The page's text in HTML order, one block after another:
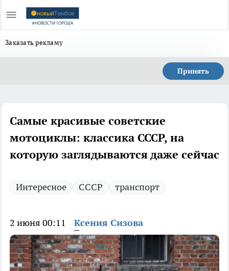
Заказать рекламу
Принять
Самые красивые советские
мотоциклы: классика СССР, на
которую заглядываются даже сейчас
Интересное СССР транспорт
2 июня 00:11 Ксения Сизова